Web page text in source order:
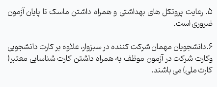
رعایت پروتکل های بهداشتی و همراه داشتن ماسک تا پایان آزمون
است.
دانشجویان مهمان شرکت کننده در سبزوار، علاوه بر کارت دانشجویی
شرکت در آزمون موظف به همراه داشتن کارت شناسایی معتبر(
ملی) می باشند.